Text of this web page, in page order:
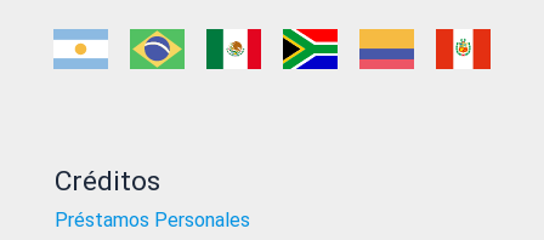
Créditos
Préstamos Personales